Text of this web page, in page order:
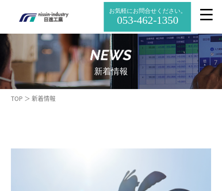
お気軽にお問合せください。
053-462-1350
新着情報
TOP ＞ 新着情報